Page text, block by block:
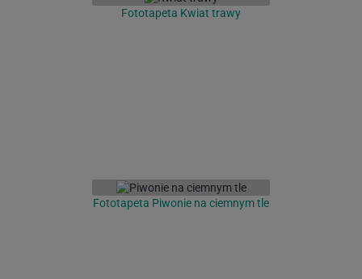
Fototapeta Kwiat trawy
Fototapeta Piwonie na ciemnym tle